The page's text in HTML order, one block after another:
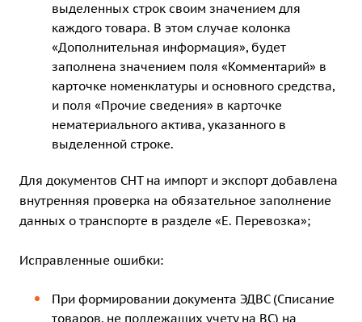
выделенных строк своим значением для
каждого товара. В этом случае колонка
«Дополнительная информация», будет
заполнена значением поля «Комментарий» в
карточке номенклатуры и основного средства,
и поля «Прочие сведения» в карточке
нематериального актива, указанного в
выделенной строке.
Для документов СНТ на импорт и экспорт добавлена
внутренняя проверка на обязательное заполнение
данных о транспорте в разделе «Е. Перевозка»;
Исправленные ошибки:
При формировании документа ЭДВС (Списание
товаров, не подлежащих учету на ВС) на